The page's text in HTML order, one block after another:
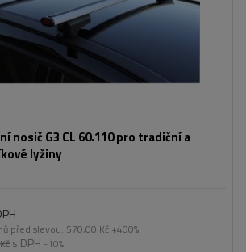
nosič G3 CL 60.110 pro tradiční a
lyžiny
před slevou: 570,00 Kč +400%
s DPH -10%